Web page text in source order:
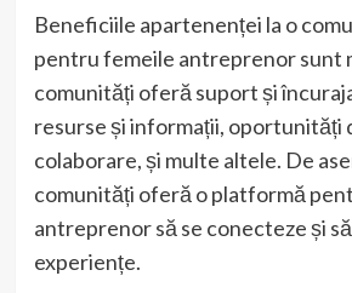
Beneficiile apartenenței la o
pentru femeile antreprenor sunt
comunități oferă suport și
resurse și informații, oportunități
colaborare, și multe altele. De
comunități oferă o platformă
antreprenor să se conecteze și
experiențe.